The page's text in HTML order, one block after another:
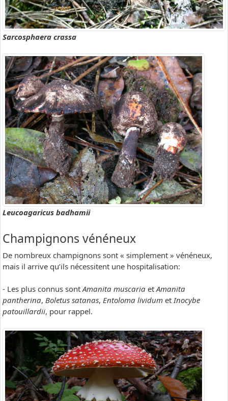
Sarcosphaera crassa
Leucoagaricus badhamii
Champignons vénéneux
De nombreux champignons sont « simplement » vénéneux,
mais il arrive qu’ils nécessitent une hospitalisation:
- Les plus connus sontAmanita muscaria etAmanita
pantherina, Boletus satanas, Entoloma lividum etInocybe
patouillardii, pour rappel.